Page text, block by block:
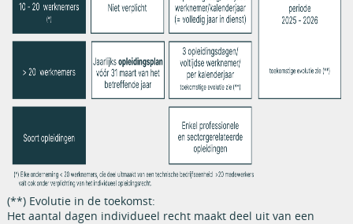
(**) Evolutie in de toekomst:
Het aantal dagen individueel recht maakt deel uit van een